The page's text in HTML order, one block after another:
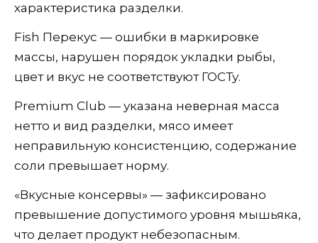
характеристика разделки.
Fish Перекус — ошибки в маркировке
массы, нарушен порядок укладки рыбы,
цвет и вкус не соответствуют ГОСТу.
Premium Club — указана неверная масса
нетто и вид разделки, мясо имеет
неправильную консистенцию, содержание
соли превышает норму.
«Вкусные консервы» — зафиксировано
превышение допустимого уровня мышьяка,
что делает продукт небезопасным.